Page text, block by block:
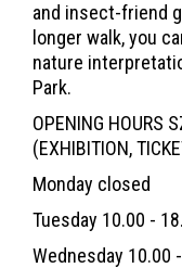
and insect-friend
longer walk, you
nature
Park.
OPENING HOURS
(EXHIBITION,
Monday closed
Tuesday 10.00 -
Wednesday 10.00